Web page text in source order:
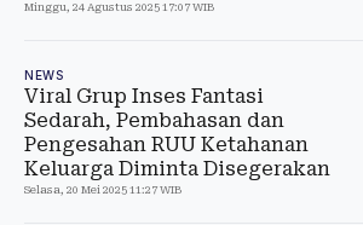
Minggu, 24 Agustus 2025 17:07 WIB
NEWS
Viral Grup Inses Fantasi
Sedarah, Pembahasan dan
Pengesahan RUU Ketahanan
Keluarga Diminta Disegerakan
Selasa, 20 Mei 2025 11:27 WIB